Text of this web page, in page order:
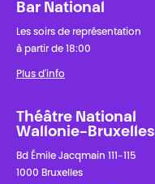
Bar National
Les soirs de représentation
à partir de 18:00
Plus d'info
Théâtre National
Wallonie-Bruxelles
Bd Émile Jacqmain 111-115
1000 Bruxelles